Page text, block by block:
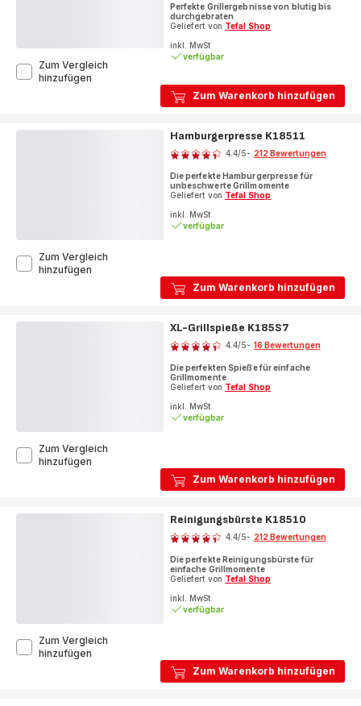
Zum Warenkorb hinzufügen
Perfekte Grillergebnisse von blutig bis
durchgebraten
Geliefert von Tefal Shop
inkl. MwSt
verfügbar
Zum Vergleich
hinzufügen
Zum Warenkorb hinzufügen
Hamburgerpresse K18511
Bewertung
4.4/5- 212 Bewertungen
Die perfekte Hamburgerpresse für
unbeschwerte Grillmomente
Geliefert von Tefal Shop
inkl. MwSt
verfügbar
Zum Vergleich
hinzufügen
Zum Warenkorb hinzufügen
XL-Grillspieße K185S7
Bewertung
4.4/5- 16 Bewertungen
Die perfekten Spieße für einfache
Grillmomente
Geliefert von Tefal Shop
inkl. MwSt
verfügbar
Zum Vergleich
hinzufügen
Zum Warenkorb hinzufügen
Reinigungsbürste K18510
Bewertung
4.4/5- 212 Bewertungen
Die perfekte Reinigungsbürste für
einfache Grillmomente
Geliefert von Tefal Shop
inkl. MwSt
verfügbar
Zum Vergleich
hinzufügen